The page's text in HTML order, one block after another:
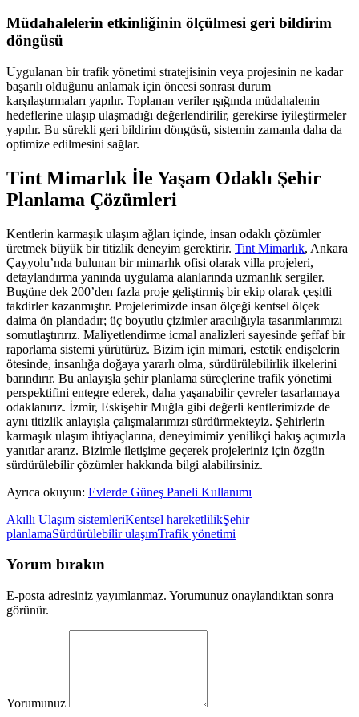
Müdahalelerin etkinliğinin ölçülmesi geri bildirim
döngüsü
Uygulanan bir trafik yönetimi stratejisinin veya projesinin ne kadar
başarılı olduğunu anlamak için öncesi sonrası durum
karşılaştırmaları yapılır. Toplanan veriler ışığında müdahalenin
hedeflerine ulaşıp ulaşmadığı değerlendirilir, gerekirse iyileştirmeler
yapılır. Bu sürekli geri bildirim döngüsü, sistemin zamanla daha da
optimize edilmesini sağlar.
Tint Mimarlık İle Yaşam Odaklı Şehir
Planlama Çözümleri
Kentlerin karmaşık ulaşım ağları içinde, insan odaklı çözümler
üretmek büyük bir titizlik deneyim gerektirir. Tint Mimarlık, Ankara
Çayyolu’nda bulunan bir mimarlık ofisi olarak villa projeleri,
detaylandırma yanında uygulama alanlarında uzmanlık sergiler.
Bugüne dek 200’den fazla proje geliştirmiş bir ekip olarak çeşitli
takdirler kazanmıştır. Projelerimizde insan ölçeği kentsel ölçek
daima ön plandadır; üç boyutlu çizimler aracılığıyla tasarımlarımızı
somutlaştırırız. Maliyetlendirme icmal analizleri sayesinde şeffaf bir
raporlama sistemi yürütürüz. Bizim için mimari, estetik endişelerin
ötesinde, insanlığa doğaya yararlı olma, sürdürülebilirlik ilkelerini
barındırır. Bu anlayışla şehir planlama süreçlerine trafik yönetimi
perspektifini entegre ederek, daha yaşanabilir çevreler tasarlamaya
odaklanırız. İzmir, Eskişehir Muğla gibi değerli kentlerimizde de
aynı titizlik anlayışla çalışmalarımızı sürdürmekteyiz. Şehirlerin
karmaşık ulaşım ihtiyaçlarına, deneyimimiz yenilikçi bakış açımızla
yanıtlar ararız. Bizimle iletişime geçerek projeleriniz için özgün
sürdürülebilir çözümler hakkında bilgi alabilirsiniz.
Ayrıca okuyun: Evlerde Güneş Paneli Kullanımı
Akıllı Ulaşım sistemleriKentsel hareketlilikŞehir
planlamaSürdürülebilir ulaşımTrafik yönetimi
Yorum bırakın
E-posta adresiniz yayımlanmaz. Yorumunuz onaylandıktan sonra
görünür.
Yorumunuz